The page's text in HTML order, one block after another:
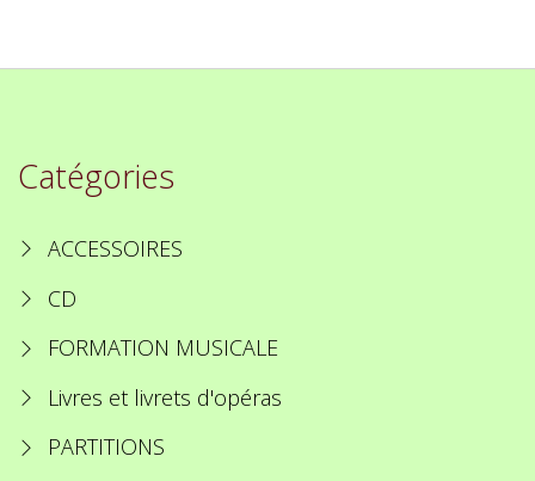
Catégories
ACCESSOIRES
CD
FORMATION MUSICALE
Livres et livrets d'opéras
PARTITIONS